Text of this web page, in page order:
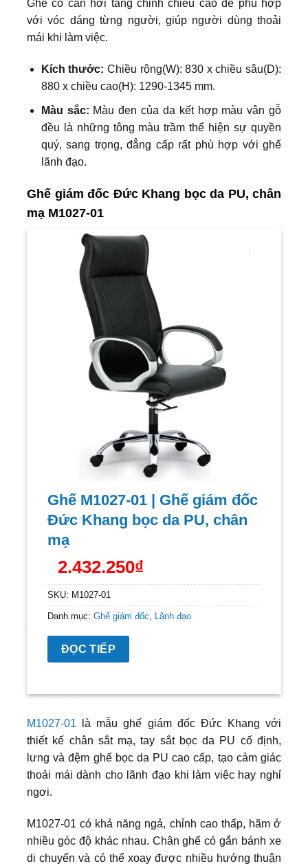
Ghế có cần hơi tăng chỉnh chiều cao để phù hợp
với vóc dáng từng người, giúp người dùng thoải
mái khi làm việc.
Kích thước: Chiều rộng(W): 830 x chiều sâu(D):
880 x chiều cao(H): 1290-1345 mm.
Màu sắc: Màu đen của da kết hợp màu vân gỗ
đều là những tông màu trầm thể hiện sự quyền
quý, sang trọng, đẳng cấp rất phù hợp với ghế
lãnh đạo.
Ghế giám đốc Đức Khang bọc da PU, chân
mạ M1027-01
Ghế M1027-01 | Ghế giám đốc
Đức Khang bọc da PU, chân
mạ
2.432.250₫
SKU: M1027-01
Danh mục: Ghế giám đốc, Lãnh đạo
ĐỌC TIẾP
M1027-01 là mẫu ghế giám đốc Đức Khang với
thiết kế chân sắt mạ, tay sắt bọc da PU cố định,
lưng và đệm ghế bọc da PU cao cấp, tạo cảm giác
thoải mái dành cho lãnh đạo khi làm việc hay nghỉ
ngơi.
M1027-01 có khả năng ngả, chỉnh cao thấp, hãm ở
nhiều góc độ khác nhau. Chân ghế có gắn bánh xe
di chuyển và có thể xoay được nhiều hướng thuận